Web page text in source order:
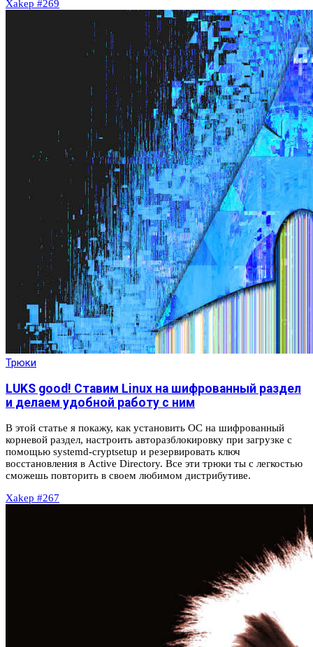
Xakep #269
Трюки
LUKS good! Ставим Linux на шифрованный раздел
и делаем удобной работу с ним
В этой статье я покажу, как установить ОС на шифрованный
корневой раздел, настроить авторазблокировку при загрузке с
помощью systemd-cryptsetup и резервировать ключ
восстановления в Active Directory. Все эти трюки ты с легкостью
сможешь повторить в своем любимом дистрибутиве.
Xakep #267